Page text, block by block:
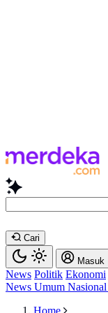
Cari
Masuk
News Politik Ekonomi
News Umum Nasional
Home